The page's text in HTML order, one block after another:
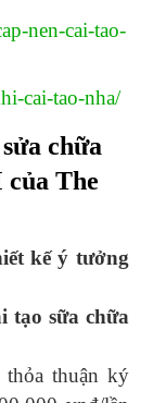
nen-cai-tao-
cai-tao-nha/
chữa
của The
kế ý tưởng
tạo sữa chữa
thỏa thuận ký